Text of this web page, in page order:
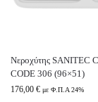
Νεροχύτης SANITEC
CODE 306 (96×51)
176,00 € με Φ.Π.Α 24%